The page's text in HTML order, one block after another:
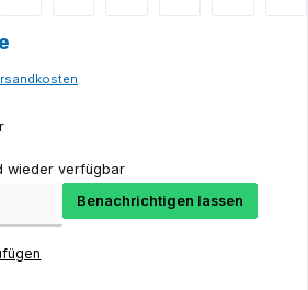
wieder verfügbar
Benachrichtigen lassen